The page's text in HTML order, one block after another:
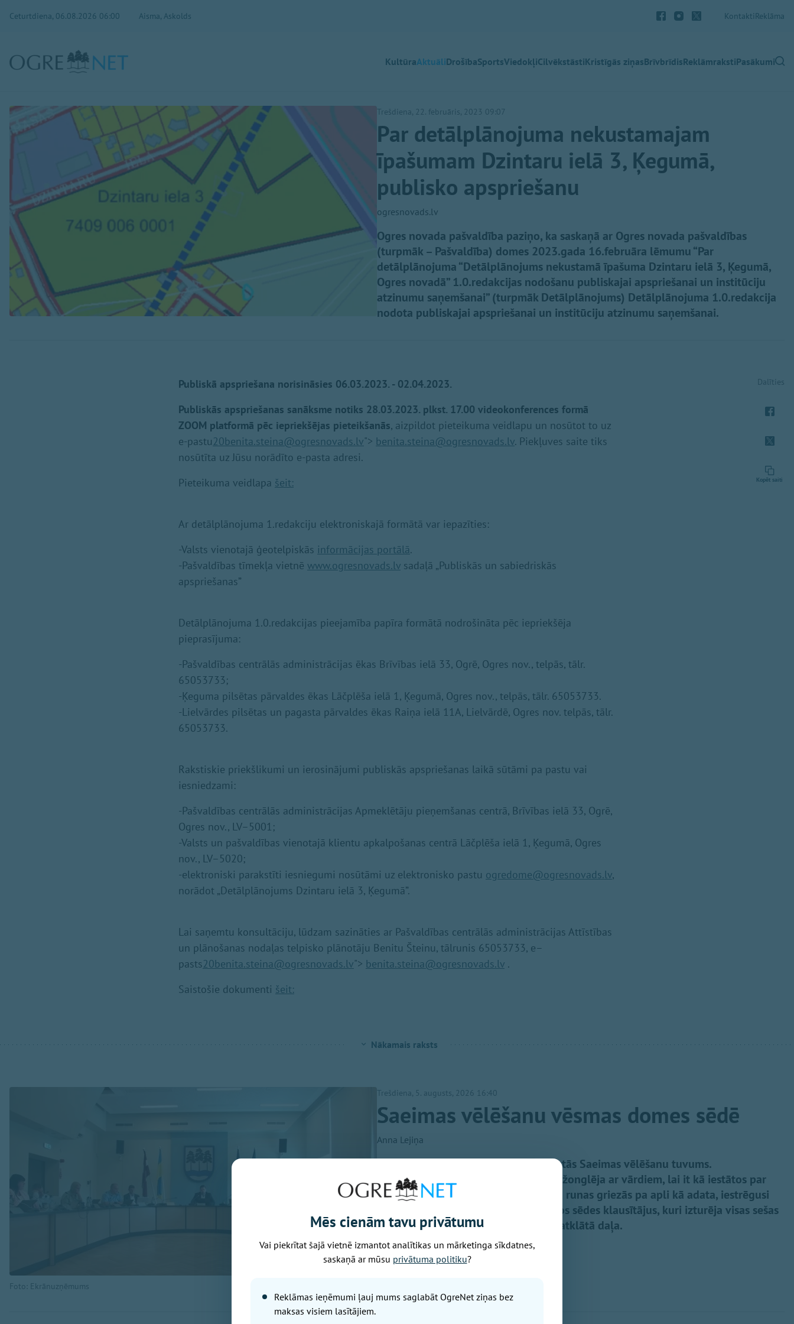
Ceturtdiena, 06.08.2026 06:00 Aisma, Askolds KontaktiReklāma
KultūraAktuāliDrošībaSportsViedokļiCilvēkstāstiKristīgās ziņasBrīvbrīdisReklāmrakstiPasākumi
Trešdiena, 22. februāris, 2023 09:07
Par detālplānojuma nekustamajam
īpašumam Dzintaru ielā 3, Ķegumā,
publisko apspriešanu
ogresnovads.lv
Ogres novada pašvaldība paziņo, ka saskaņā ar Ogres novada pašvaldības
(turpmāk – Pašvaldība) domes 2023.gada 16.februāra lēmumu “Par
detālplānojuma “Detālplānojums nekustamā īpašuma Dzintaru ielā 3, Ķegumā,
Ogres novadā” 1.0.redakcijas nodošanu publiskajai apspriešanai un institūciju
atzinumu saņemšanai” (turpmāk Detālplānojums) Detālplānojuma 1.0.redakcija
nodota publiskajai apspriešanai un institūciju atzinumu saņemšanai.
Publiskā apspriešana norisināsies 06.03.2023. - 02.04.2023.
Publiskās apspriešanas sanāksme notiks 28.03.2023. plkst. 17.00 videokonferences formā
ZOOM platformā pēc iepriekšējas pieteikšanās, aizpildot pieteikuma veidlapu un nosūtot to uz
e-pastu20benita.steina@ogresnovads.lv"> benita.steina@ogresnovads.lv. Piekļuves saite tiks
nosūtīta uz Jūsu norādīto e-pasta adresi.
Pieteikuma veidlapa šeit:
Ar detālplānojuma 1.redakciju elektroniskajā formātā var iepazīties:
-Valsts vienotajā ģeotelpiskās informācijas portālā.
-Pašvaldības tīmekļa vietnē www.ogresnovads.lvsadaļā „Publiskās un sabiedriskās
apspriešanas”
Detālplānojuma 1.0.redakcijas pieejamība papīra formātā nodrošināta pēc iepriekšēja
pieprasījuma:
-Pašvaldības centrālās administrācijas ēkas Brīvības ielā 33, Ogrē, Ogres nov., telpās, tālr.
65053733;
-Ķeguma pilsētas pārvaldes ēkas Lāčplēša ielā 1, Ķegumā, Ogres nov., telpās, tālr. 65053733.
-Lielvārdes pilsētas un pagasta pārvaldes ēkas Raiņa ielā 11A, Lielvārdē, Ogres nov. telpās, tālr.
65053733.
Rakstiskie priekšlikumi un ierosinājumi publiskās apspriešanas laikā sūtāmi pa pastu vai
iesniedzami:
-Pašvaldības centrālās administrācijas Apmeklētāju pieņemšanas centrā, Brīvības ielā 33, Ogrē,
Ogres nov., LV–5001;
-Valsts un pašvaldības vienotajā klientu apkalpošanas centrā Lāčplēša ielā 1, Ķegumā, Ogres
nov., LV–5020;
-elektroniski parakstīti iesniegumi nosūtāmi uz elektronisko pastu ogredome@ogresnovads.lv,
norādot „Detālplānojums Dzintaru ielā 3, Ķegumā”.
Lai saņemtu konsultāciju, lūdzam sazināties ar Pašvaldības centrālās administrācijas Attīstības
un plānošanas nodaļas telpisko plānotāju Benitu Šteinu, tālrunis 65053733, e–
pasts20benita.steina@ogresnovads.lv"> benita.steina@ogresnovads.lv.
Saistošie dokumenti šeit:
Dalīties
Kopēt saiti
Nākamais raksts
Foto: Ekrānuzņēmums
Trešdiena, 5. augusts, 2026 16:40
Saeimas vēlēšanu vēsmas domes sēdē
Anna Lejiņa
Pašvaldības domes sēdē 30. jūlijā jautās Saeimas vēlēšanu tuvums.
Kāds prasmīgāk, cits ne tik veiksmīgi žonglēja ar vārdiem, lai it kā iestātos par
iedzīvotāju vajadzībām, bet rezultātā runas griezās pa apli kā adata, iestrēgusi
vecā vinila platē. Var vien apbrīnot tos sēdes klausītājus, kuri izturēja visas sešas
ar pusi stundas, jo tik ilga bija sēdes atklātā daļa.
Mēs cienām tavu privātumu
Vai piekrītat šajā vietnē izmantot analītikas un mārketinga sīkdatnes,
saskaņā ar mūsu privātuma politiku?
Reklāmas ieņēmumi ļauj mums saglabāt OgreNet ziņas bez
maksas visiem lasītājiem.